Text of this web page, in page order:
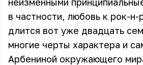
в частности, любовь к рок-н-
длится вот уже двадцать
многие черты характера и
Арбениной окружающего